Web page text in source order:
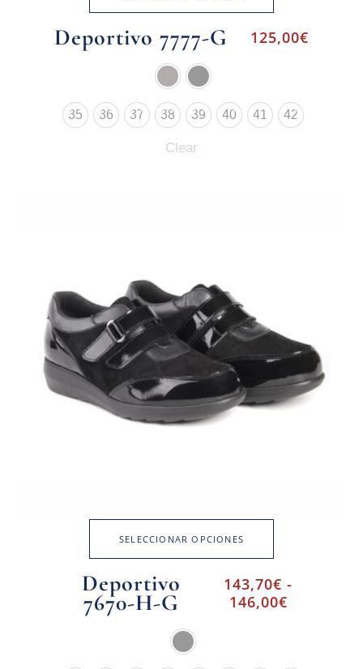
Deportivo 7777-G 125,00€
35 36 37 38 39 40 41 42
Clear
SELECCIONAR OPCIONES
Deportivo
7670-H-G
143,70€ -
146,00€